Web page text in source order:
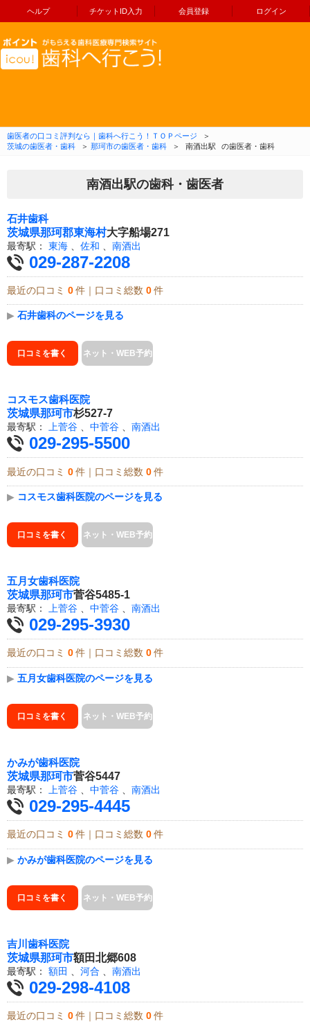
ヘルプ チケットID入力 会員登録 ログイン
コンテンツへ移動
歯医者の口コミ評判なら｜歯科へ行こう！ＴＯＰページ
＞
茨城の歯医者・歯科
＞ 那珂市の歯医者・歯科 ＞ 南酒出駅 の歯医者・歯科
南酒出駅の歯科・歯医者
石井歯科
茨城県那珂郡東海村大字船場271
最寄駅： 東海 佐和 南酒出
029-287-2208
最近の口コミ 0 件｜口コミ総数 0 件
▶ 石井歯科のページを見る
口コミを書く ネット・WEB予約
コスモス歯科医院
茨城県那珂市杉527-7
最寄駅： 上菅谷 、 中菅谷 、 南酒出
029-295-5500
最近の口コミ 0 件｜口コミ総数 0 件
▶ コスモス歯科医院のページを見る
口コミを書く ネット・WEB予約
五月女歯科医院
茨城県那珂市菅谷5485-1
最寄駅： 上菅谷 中菅谷 南酒出
029-295-3930
最近の口コミ 0 件｜口コミ総数 0 件
▶ 五月女歯科医院のページを見る
口コミを書く ネット・WEB予約
かみが歯科医院
茨城県那珂市菅谷5447
最寄駅： 上菅谷 中菅谷 南酒出
029-295-4445
最近の口コミ 0 件｜口コミ総数 0 件
▶ かみが歯科医院のページを見る
口コミを書く ネット・WEB予約
吉川歯科医院
茨城県那珂市額田北郷608
最寄駅： 額田 河合 南酒出
029-298-4108
最近の口コミ 0 件｜口コミ総数 0 件